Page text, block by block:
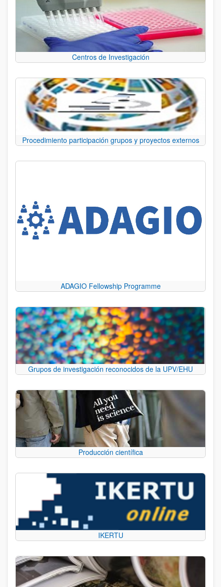
Centros de Investigación
Procedimiento participación grupos y proyectos externos
ADAGIO Fellowship Programme
Grupos de investigación reconocidos de la UPV/EHU
Producción científica
IKERTU